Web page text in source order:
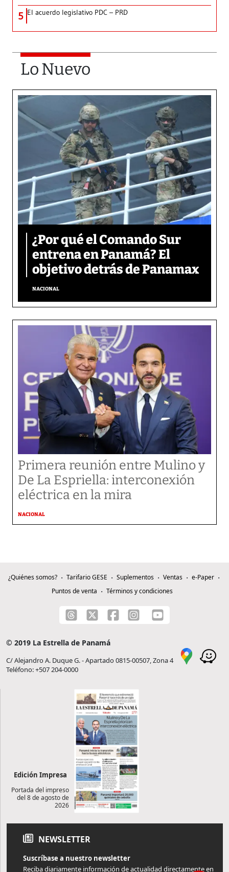
5 El acuerdo legislativo PDC – PRD
Lo Nuevo
¿Por qué el Comando Sur
entrena en Panamá? El
objetivo detrás de Panamax
NACIONAL
Primera reunión entre Mulino y
De La Espriella: interconexión
eléctrica en la mira
NACIONAL
¿Quiénes somos? Tarifario GESE Suplementos Ventas
e-Paper
Puntos de venta
Términos y condiciones
© 2019 La Estrella de Panamá
C/ Alejandro A. Duque G. - Apartado 0815-00507, Zona 4
Teléfono: +507 204-0000
Edición Impresa
Portada del impreso
del 8 de agosto de
2026
NEWSLETTER
Suscríbase a nuestro newsletter
Reciba diariamente información de actualidad directamente en